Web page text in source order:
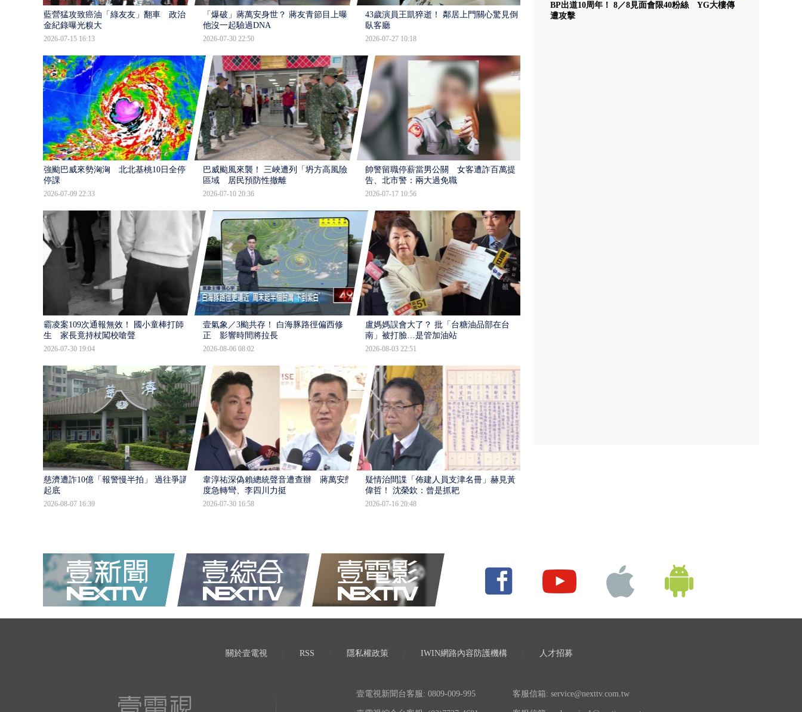
藍營猛攻致癌油「綠友友」翻車 政治獻
金紀錄曝光糗大
2026-07-15 16:13
「爆破」蔣萬安身世？ 蔣友青節目上曝：
他沒一起驗過DNA
2026-07-30 22:50
43歲演員王凱猝逝！ 鄰居上門關心驚見倒
臥客廳
2026-07-27 10:18
強颱巴威來勢洶洶 北北基桃10日全停班
停課
2026-07-09 22:33
巴威颱風來襲！ 三峽遭列「坍方高風險」
區域 居民預防性撤離
2026-07-10 20:36
帥警留職停薪當男公關 女客遭詐百萬提
告、北市警：兩大過免職
2026-07-17 10:56
霸凌案109次通報無效！ 國小童棒打師
生 家長竟持杖闖校嗆聲
2026-07-30 19:04
壹氣象／3颱共存！ 白海豚路徑偏西修
正 影響時間將拉長
2026-08-06 08:02
盧媽媽誤會大了？ 批「台糖油品部在台
南」被打臉…是管加油站
2026-08-03 22:51
慈濟遭詐10億「報警慢半拍」 過往爭議遭
起底
2026-08-07 16:39
韋淳祐深偽賴總統聲音遭查辦 蔣萬安態
度急轉彎、李四川力挺
2026-07-30 16:58
疑情治間諜「佈建人員支津名冊」赫見黃
偉哲！ 沈榮欽：曾是抓耙
2026-07-16 20:48
BP出道10周年！ 8／8見面會限40粉絲 YG大樓傳
遭攻擊
關於壹電視 RSS 隱私權政策 IWIN網路內容防護機構 人才招募
壹電視新聞台客服: 0809-009-995 客服信箱: service@nexttv.com.tw